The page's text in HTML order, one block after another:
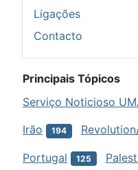
Ligações
Contacto
Principais Tópicos
Serviço Noticioso
Irão 194
Portugal 125